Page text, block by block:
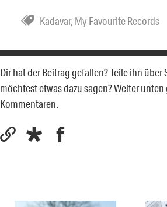
Kadavar, My Favourite Records
Dir hat der Beitrag gefallen? Teile ihn über
möchtest etwas dazu sagen? Weiter
Kommentaren.